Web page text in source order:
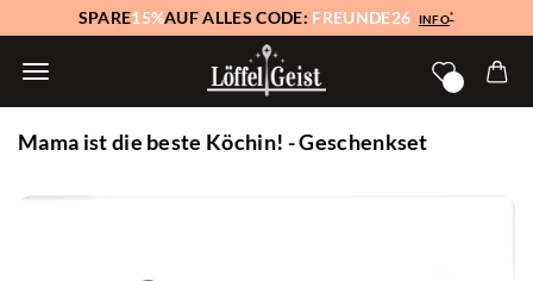
SPARE15%AUF ALLES CODE: FREUNDE26 INFO*
Mama ist die beste Köchin! - Geschenkset